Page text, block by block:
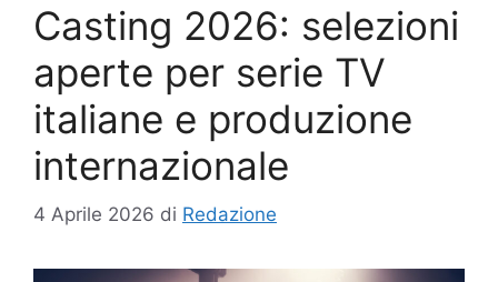
Casting 2026: selezioni
aperte per serie TV
italiane e produzione
internazionale
4 Aprile 2026 di Redazione